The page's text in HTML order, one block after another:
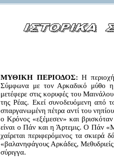
ΜΥΘΙΚΗ ΠΕΡΙΟΔΟΣ:Η
Σύμφωνα με τον Αρκαδικό μύθο
μετέφερε στις κορυφές του
της Ρέας. Εκεί συνοδευόμενη από
σπαργανωμένη πέτρα αντί του
ο Κρόνος «εξέμεσεν» και
είναι ο Πάν και η Άρτεμις. Ο Πάν
χαίρεται περιφερόμενος τα σκιερά
«βαλανηφάγους Αρκάδες,
σύριγγα.